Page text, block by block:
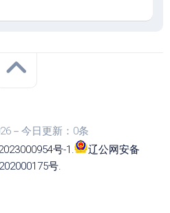
－今日更新：0条
号-1 .
辽公网安备
号.